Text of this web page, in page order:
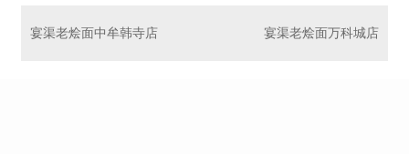
宴渠老烩面中牟韩寺店 宴渠老烩面万科城店